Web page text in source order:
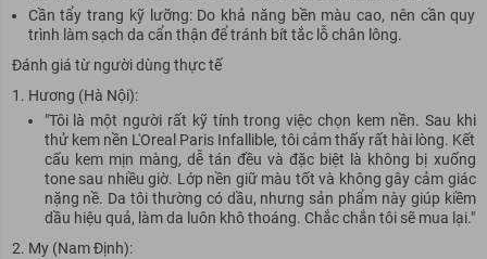
Cần tẩy trang kỹ lưỡng: Do khả năng bền màu cao, nên cần quy
trình làm sạch da cẩn thận để tránh bít tắc lỗ chân lông.
Đánh giá từ người dùng thực tế
Hương (Hà Nội):
"Tôi là một người rất kỹ tính trong việc chọn kem nền. Sau khi
thử kem nền L'Oreal Paris Infallible, tôi cảm thấy rất hài lòng. Kết
cấu kem mịn màng, dễ tán đều và đặc biệt là không bị xuống
tone sau nhiều giờ. Lớp nền giữ màu tốt và không gây cảm giác
nặng nề. Da tôi thường có dầu, nhưng sản phẩm này giúp kiềm
dầu hiệu quả, làm da luôn khô thoáng. Chắc chắn tôi sẽ mua lại."
My (Nam Định):